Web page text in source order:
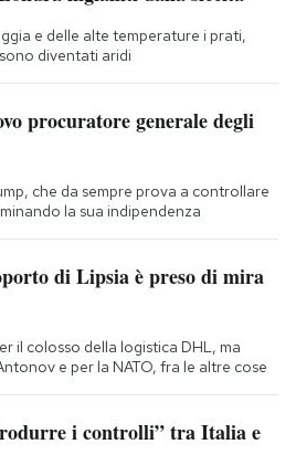
e delle alte temperature i prati,
diventati aridi
procuratore generale degli
che da sempre prova a controllare
la sua indipendenza
di Lipsia è preso di mira
il colosso della logistica DHL, ma
e per la NATO, fra le altre cose
i controlli” tra Italia e